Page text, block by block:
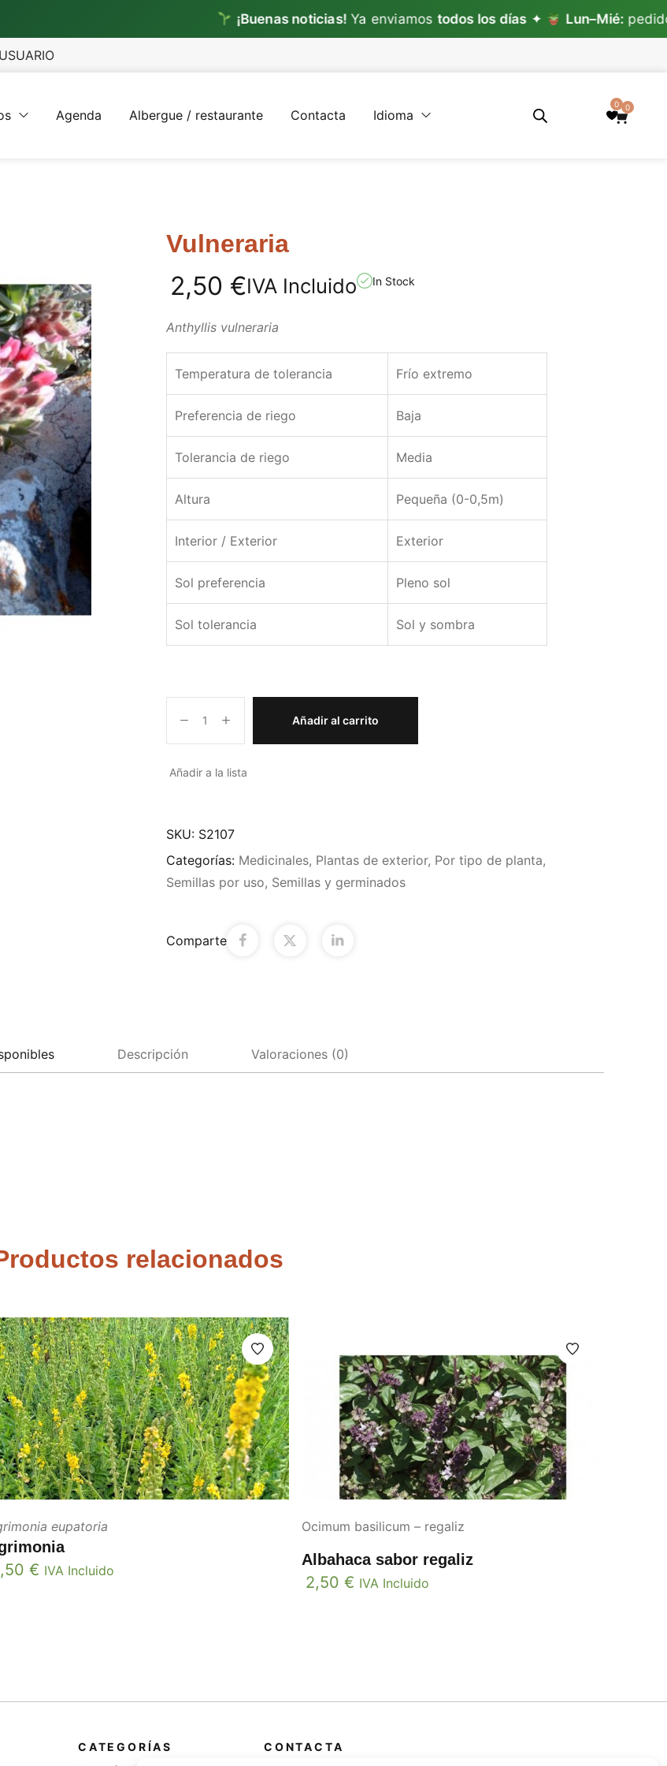
¡Buenas noticias!Ya enviamos todos los días✦ Lun–Mié:pedidos con
USUARIO
Agenda Albergue / restaurante Contacta Idioma
0 0
Vulneraria
2,50 €IVA Incluido In Stock
Anthyllis vulneraria
Temperatura de tolerancia Frío extremo
Preferencia de riego Baja
Tolerancia de riego Media
Altura Pequeña (0-0,5m)
Interior / Exterior Exterior
Sol preferencia Pleno sol
Sol tolerancia Sol y sombra
Añadir al carrito
Añadir a la lista
SKU: S2107
Categorías: Medicinales, Plantas de exterior, Por tipo de planta,
Semillas por uso, Semillas y germinados
Comparte
Descripción Valoraciones (0)
relacionados
eupatoria
€ IVA Incluido
Ocimum basilicum – regaliz
Albahaca sabor regaliz
2,50 € IVA Incluido
CATEGORÍAS CONTACTA